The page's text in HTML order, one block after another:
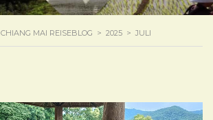
CHIANG MAI REISEBLOG > 2025 > JULI